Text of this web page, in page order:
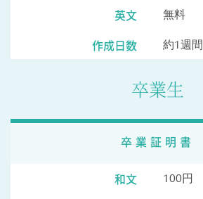
英文 無料
作成日数 約1週間
卒業生
卒業証明書
和文 100円